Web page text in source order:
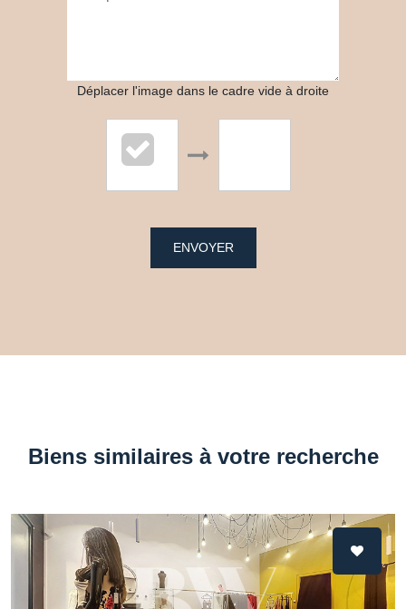
Déplacer l'image dans le cadre vide à droite
ENVOYER
Biens similaires à votre recherche